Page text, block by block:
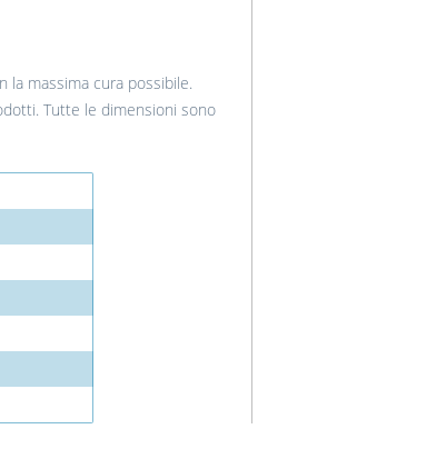
la massima cura possibile.
Tutte le dimensioni sono